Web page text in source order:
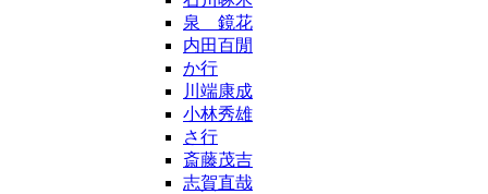
泉 鏡花
内田百閒
か行
川端康成
小林秀雄
さ行
斎藤茂吉
志賀直哉